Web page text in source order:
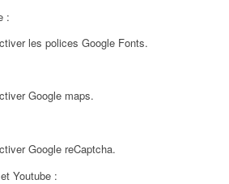
:
les polices Google Fonts.
Google maps.
Google reCaptcha.
Youtube :